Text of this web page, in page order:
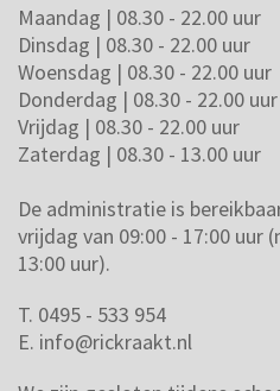
Maandag | 08.30 - 22.00 uur
Dinsdag | 08.30 - 22.00 uur
Woensdag | 08.30 - 22.00 uur
Donderdag | 08.30 - 22.00 uur
Vrijdag | 08.30 - 22.00 uur
Zaterdag | 08.30 - 13.00 uur
De administratie is
vrijdag van 09:00 - 17:00 uur
13:00 uur).
T. 0495 - 533 954
E. info@rickraakt.nl